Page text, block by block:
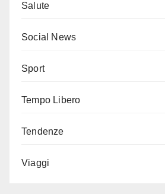
Salute
Social News
Sport
Tempo Libero
Tendenze
Viaggi